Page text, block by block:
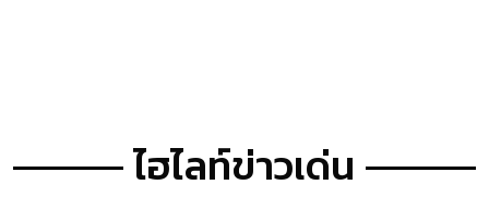
ไฮไลท์ข่าวเด่น